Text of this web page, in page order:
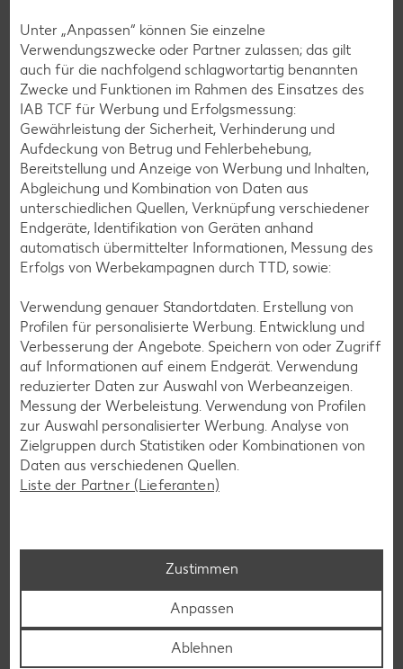
Alexa coacht
Eltern, Studenten, Flexitarier, Berufstätige – in unserer
Videoreihe „Alexa coacht” berät
Ernährungswissenschaftlerin Dr. Alexa Iwan ihre Gäste zu
unterschiedlichen Ernährungstypen und gibt Tipps und
Tricks für eine bewusste Ernährung.
Jetzt entdecken
Unter „Anpassen“ können Sie einzelne
Verwendungszwecke oder Partner zulassen; das gilt
auch für die nachfolgend schlagwortartig benannten
Zwecke und Funktionen im Rahmen des Einsatzes des
IAB TCF für Werbung und Erfolgsmessung:
Gewährleistung der Sicherheit, Verhinderung und
Aufdeckung von Betrug und Fehlerbehebung,
Bereitstellung und Anzeige von Werbung und Inhalten,
Abgleichung und Kombination von Daten aus
unterschiedlichen Quellen, Verknüpfung verschiedener
Endgeräte, Identifikation von Geräten anhand
automatisch übermittelter Informationen, Messung des
Erfolgs von Werbekampagnen durch TTD, sowie:
Verwendung genauer Standortdaten. Erstellung von
Profilen für personalisierte Werbung. Entwicklung und
Verbesserung der Angebote. Speichern von oder Zugriff
auf Informationen auf einem Endgerät. Verwendung
reduzierter Daten zur Auswahl von Werbeanzeigen.
Messung der Werbeleistung. Verwendung von Profilen
zur Auswahl personalisierter Werbung. Analyse von
Zielgruppen durch Statistiken oder Kombinationen von
Daten aus verschiedenen Quellen.
Liste der Partner (Lieferanten)
Zustimmen
Anpassen
Ablehnen